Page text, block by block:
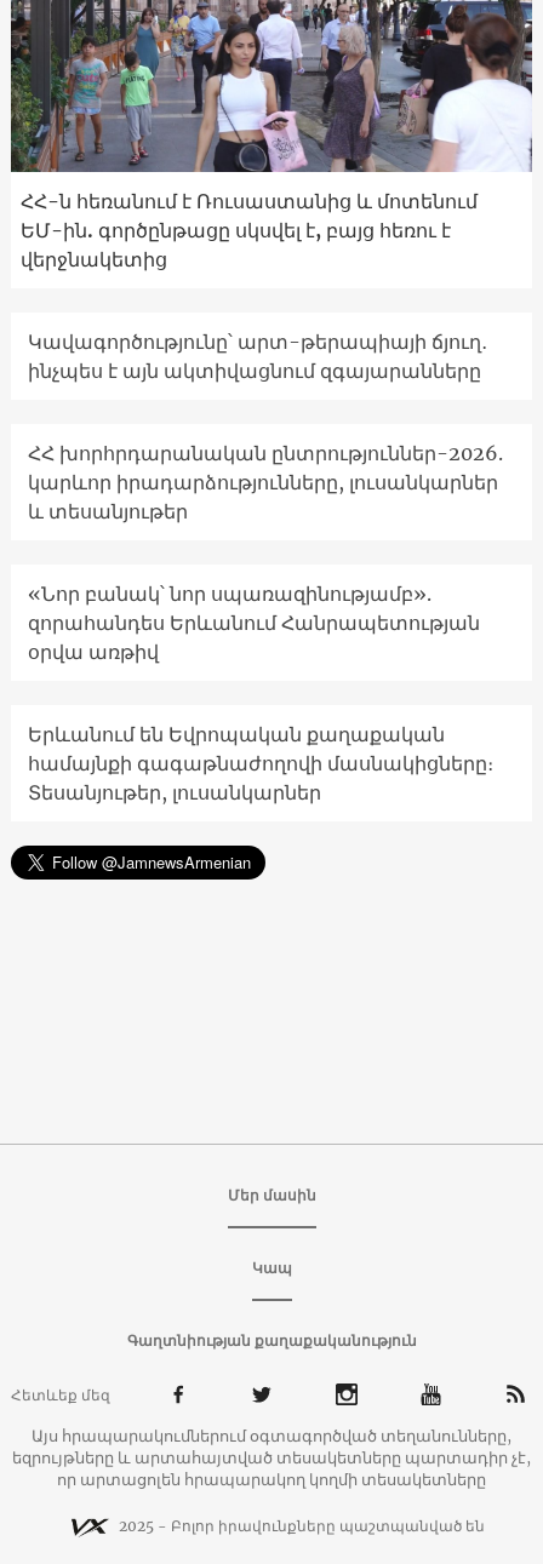
ՀՀ-ն հեռանում է Ռուսաստանից և մոտենում
ԵՄ-ին. գործընթացը սկսվել է, բայց հեռու է
վերջնակետից
Կավագործությունը՝ արտ-թերապիայի ճյուղ․
ինչպես է այն ակտիվացնում զգայարանները
ՀՀ խորհրդարանական ընտրություններ-2026.
կարևոր իրադարձությունները, լուսանկարներ
և տեսանյութեր
«Նոր բանակ՝ նոր սպառազինությամբ».
զորահանդես Երևանում Հանրապետության
օրվա առթիվ
Երևանում են Եվրոպական քաղաքական
համայնքի գագաթնաժողովի մասնակիցները։
Տեսանյութեր, լուսանկարներ
Մեր մասին
Կապ
Գաղտնիության քաղաքականություն
Հետևեք մեզ
Այս հրապարակումներում օգտագործված տեղանունները,
եզրույթները և արտահայտված տեսակետները պարտադիր չէ,
որ արտացոլեն հրապարակող կողմի տեսակետները
2025 - Բոլոր իրավունքները պաշտպանված են